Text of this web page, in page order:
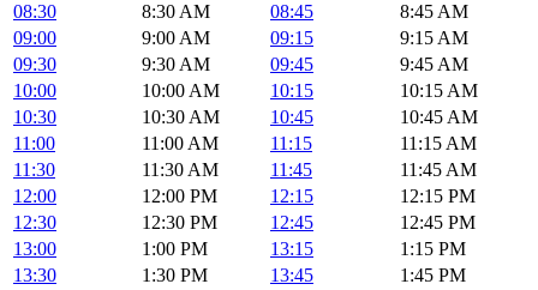
08:30
8:30 AM 08:45
8:45 AM
09:00
9:00 AM 09:15
9:15 AM
09:30
9:30 AM 09:45
9:45 AM
10:00
10:00 AM 10:15
10:15 AM
10:30
10:30 AM 10:45
10:45 AM
11:00
11:00 AM 11:15
11:15 AM
11:30
11:30 AM 11:45
11:45 AM
12:00
12:00 PM 12:15
12:15 PM
12:30
12:30 PM 12:45
12:45 PM
13:00
1:00 PM 13:15
1:15 PM
13:30
1:30 PM 13:45
1:45 PM